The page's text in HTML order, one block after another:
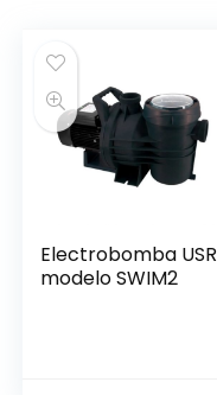
Electrobomba USR
modelo SWIM2